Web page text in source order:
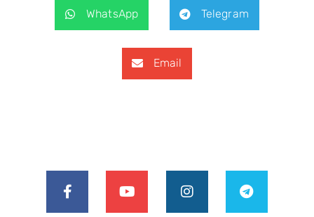
WhatsApp Telegram
Email